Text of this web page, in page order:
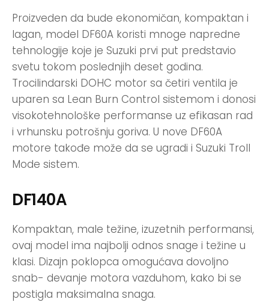
Proizveden da bude ekonomičan, kompaktan i
lagan, model DF60A koristi mnoge napredne
tehnologije koje je Suzuki prvi put predstavio
svetu tokom poslednjih deset godina.
Trocilindarski DOHC motor sa četiri ventila je
uparen sa Lean Burn Control sistemom i donosi
visokotehnološke performanse uz efikasan rad
i vrhunsku potrošnju goriva. U nove DF60A
motore takođe može da se ugradi i Suzuki Troll
Mode sistem.
DF140A
Kompaktan, male težine, izuzetnih performansi,
ovaj model ima najbolji odnos snage i težine u
klasi. Dizajn poklopca omogućava dovoljno
snab- devanje motora vazduhom, kako bi se
postigla maksimalna snaga.